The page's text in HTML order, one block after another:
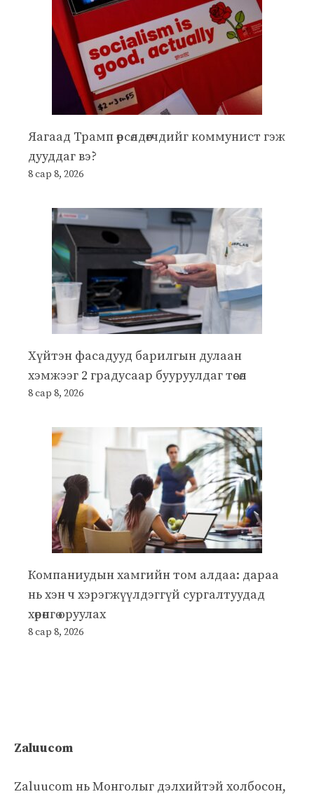
Яагаад Трамп өрсөлдөгчдийг коммунист гэж
дууддаг вэ?
8 сар 8, 2026
Хүйтэн фасадууд барилгын дулаан
хэмжээг 2 градусаар бууруулдаг төсөл
8 сар 8, 2026
Компаниудын хамгийн том алдаа: дараа
нь хэн ч хэрэгжүүлдэггүй сургалтуудад
хөрөнгө оруулах
8 сар 8, 2026
Zaluucom
Zaluucom нь Монголыг дэлхийтэй холбосон,